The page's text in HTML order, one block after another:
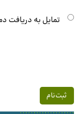
د
م
تمایل به دریافت